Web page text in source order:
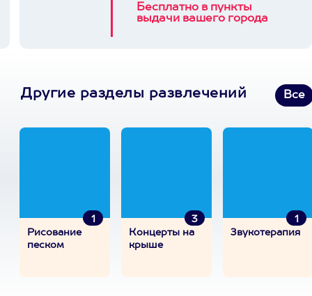
Бесплатно в пункты
выдачи вашего города
Другие разделы развлечений Все
1
Рисование
песком
3
Концерты на
крыше
1
Звукотерапия